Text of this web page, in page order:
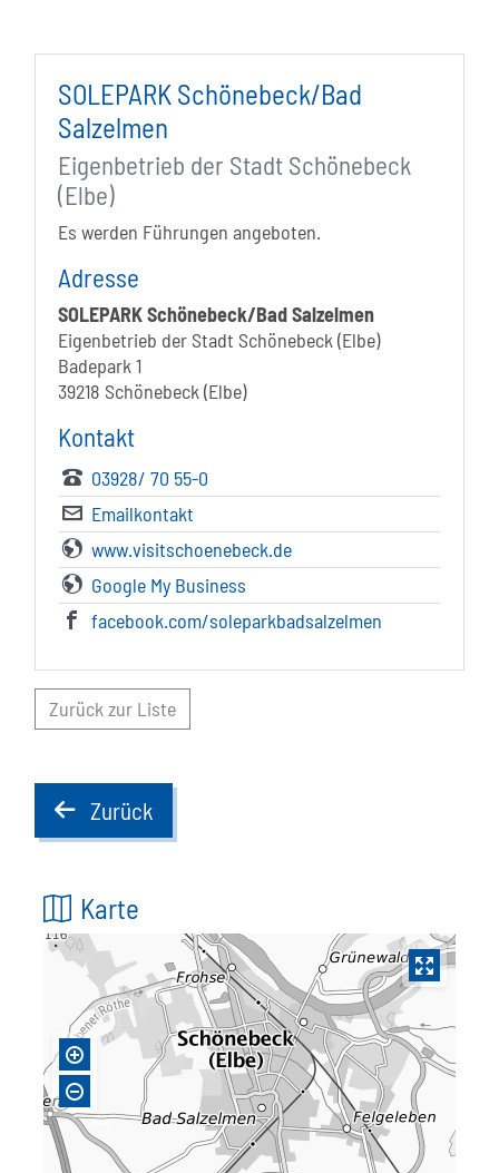
SOLEPARK Schönebeck/Bad
Salzelmen
Eigenbetrieb der Stadt Schönebeck
(Elbe)
Es werden Führungen angeboten.
Adresse
SOLEPARK Schönebeck/Bad Salzelmen
Eigenbetrieb der Stadt Schönebeck (Elbe)
Badepark 1
39218 Schönebeck (Elbe)
Kontakt
03928/ 70 55-0
Emailkontakt
www.visitschoenebeck.de
Google My Business
facebook.com/soleparkbadsalzelmen
Zurück zur Liste
backZurück
Karte